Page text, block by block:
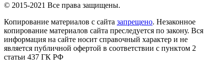
© 2015-2021 Все права защищены.
Копирование материалов с сайта запрещено. Незаконное
копирование материалов сайта преследуется по закону. Вся
информация на сайте носит справочный характер и не
является публичной офертой в соответствии с пунктом 2
статьи 437 ГК РФ